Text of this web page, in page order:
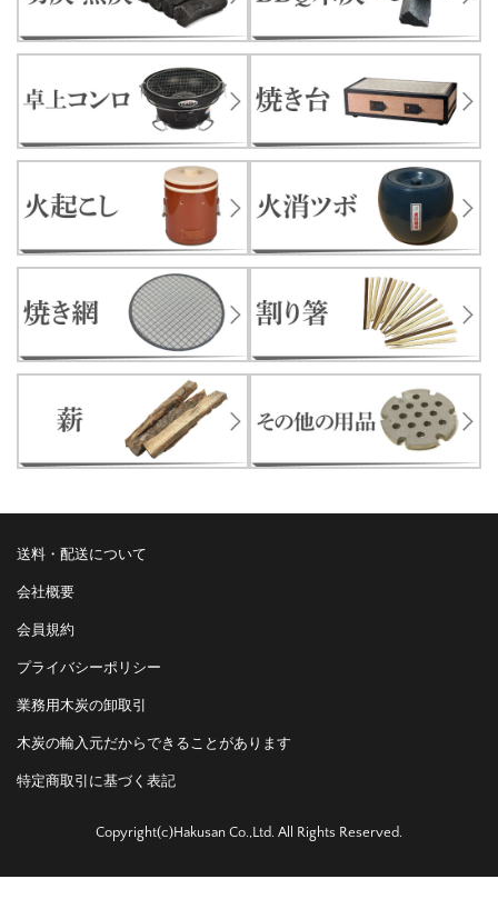
送料・配送について
会社概要
会員規約
プライバシーポリシー
業務用木炭の卸取引
木炭の輸入元だからできることがあります
特定商取引に基づく表記
Copyright(c)Hakusan Co.,Ltd. All Rights Reserved.